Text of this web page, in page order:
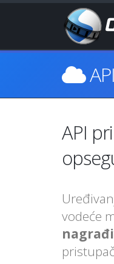
API
vodeće